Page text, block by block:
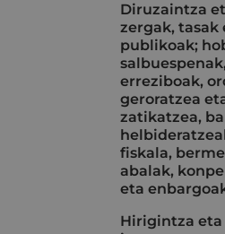
Diruzaintza
zergak, tasak
publikoak;
salbuespenak,
erreziboak,
geroratzea
zatikatzea,
fiskala,
abalak,
eta
Hirigintza eta